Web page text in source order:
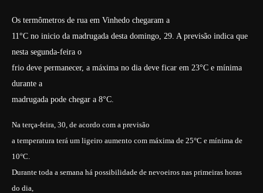
Os termômetros de rua em Vinhedo chegaram a
11°C no inicio da madrugada desta domingo, 29. A previsão indica que
nesta segunda-feira o
frio deve permanecer, a máxima no dia deve ficar em 23°C e mínima
durante a
madrugada pode chegar a 8°C.
Na terça-feira, 30, de acordo com a previsão
a temperatura terá um ligeiro aumento com máxima de 25°C e mínima de
10°C.
Durante toda a semana há possibilidade de nevoeiros nas primeiras horas
do dia,